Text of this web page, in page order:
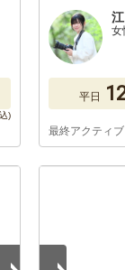
女
平日
最終アクティ